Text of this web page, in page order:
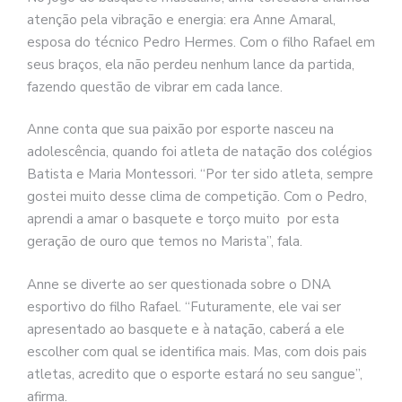
atenção pela vibração e energia: era Anne Amaral,
esposa do técnico Pedro Hermes. Com o filho Rafael em
seus braços, ela não perdeu nenhum lance da partida,
fazendo questão de vibrar em cada lance.
Anne conta que sua paixão por esporte nasceu na
adolescência, quando foi atleta de natação dos colégios
Batista e Maria Montessori. “Por ter sido atleta, sempre
gostei muito desse clima de competição. Com o Pedro,
aprendi a amar o basquete e torço muito por esta
geração de ouro que temos no Marista”, fala.
Anne se diverte ao ser questionada sobre o DNA
esportivo do filho Rafael. “Futuramente, ele vai ser
apresentado ao basquete e à natação, caberá a ele
escolher com qual se identifica mais. Mas, com dois pais
atletas, acredito que o esporte estará no seu sangue”,
afirma.